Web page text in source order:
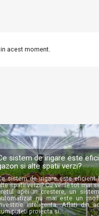
acest moment.
sistem de irigare este
si alte spatii verzi?
sistem de irigare este eficient
spatii verzi? Cu verile tot mai
apei in crestere, un
nu mai este un
inteligenta. Aflati din
puteti proiecta si...